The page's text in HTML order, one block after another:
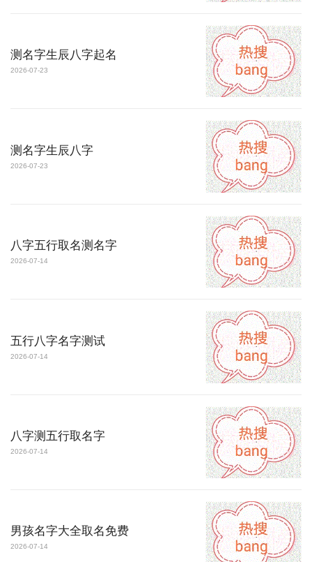
测名字生辰八字起名
2026-07-23
测名字生辰八字
2026-07-23
八字五行取名测名字
2026-07-14
五行八字名字测试
2026-07-14
八字测五行取名字
2026-07-14
男孩名字大全取名免费
2026-07-14